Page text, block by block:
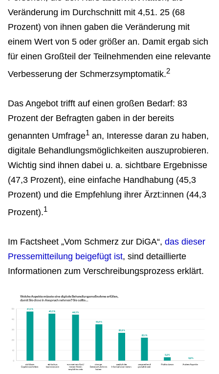
Veränderung im Durchschnitt mit 4,51. 25 (68
Prozent) von ihnen gaben die Veränderung mit
einem Wert von 5 oder größer an. Damit ergab sich
für einen Großteil der Teilnehmenden eine relevante
Verbesserung der Schmerzsymptomatik.2
Das Angebot trifft auf einen großen Bedarf: 83
Prozent der Befragten gaben in der bereits
genannten Umfrage1 an, Interesse daran zu haben,
digitale Behandlungsmöglichkeiten auszuprobieren.
Wichtig sind ihnen dabei u. a. sichtbare Ergebnisse
(47,3 Prozent), eine einfache Handhabung (45,3
Prozent) und die Empfehlung ihrer Ärzt:innen (44,3
Prozent).1
Im Factsheet „Vom Schmerz zur DiGA“, das dieser
Pressemitteilung beigefügt ist, sind detaillierte
Informationen zum Verschreibungsprozess erklärt.